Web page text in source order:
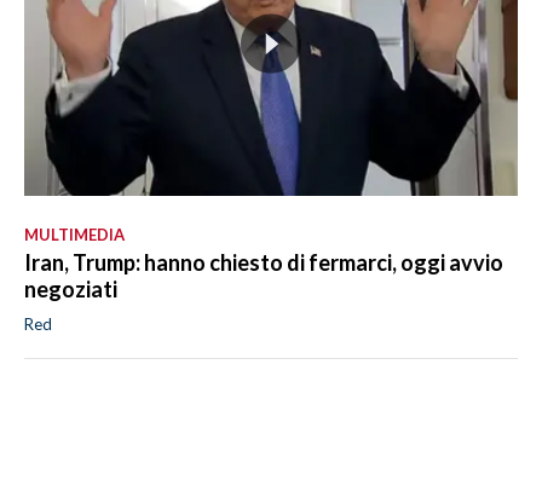
MULTIMEDIA
Iran, Trump: hanno chiesto di fermarci, oggi avvio
negoziati
Red